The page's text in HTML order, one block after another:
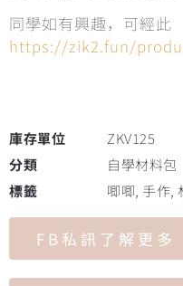
同學如有興趣，可經此
https://zik2.fun/
庫存單位
ZKV125
分類
自學材料包
標籤
唧唧, 手作,
FB私訊了解更多